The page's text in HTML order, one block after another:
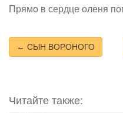
Прямо в сердце оленя
← СЫН ВОРОНОГО
Читайте также: